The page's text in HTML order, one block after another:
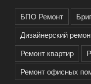
БПО Ремонт
Дизайнерский
Ремонт квартир
Ремонт офисных